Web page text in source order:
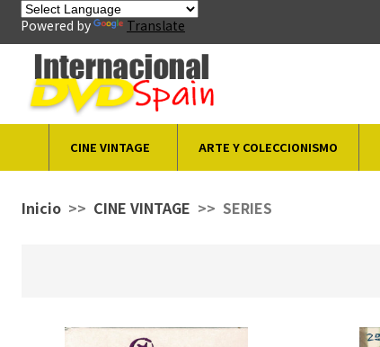
Powered by Translate
CINE VINTAGE ARTE Y COLECCIONISMO
Inicio CINE VINTAGE SERIES